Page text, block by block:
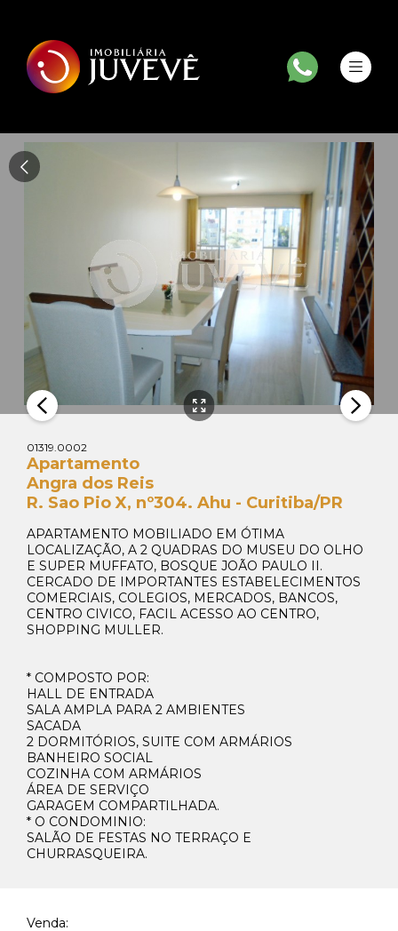
01319.0002
Apartamento
Angra dos Reis
R. Sao Pio X, nº304. Ahu - Curitiba/PR
APARTAMENTO MOBILIADO EM ÓTIMA
LOCALIZAÇÃO, A 2 QUADRAS DO MUSEU DO OLHO
E SUPER MUFFATO, BOSQUE JOÃO PAULO II.
CERCADO DE IMPORTANTES ESTABELECIMENTOS
COMERCIAIS, COLEGIOS, MERCADOS, BANCOS,
CENTRO CIVICO, FACIL ACESSO AO CENTRO,
SHOPPING MULLER.
* COMPOSTO POR:
HALL DE ENTRADA
SALA AMPLA PARA 2 AMBIENTES
SACADA
2 DORMITÓRIOS, SUITE COM ARMÁRIOS
BANHEIRO SOCIAL
COZINHA COM ARMÁRIOS
ÁREA DE SERVIÇO
GARAGEM COMPARTILHADA.
* O CONDOMINIO:
SALÃO DE FESTAS NO TERRAÇO E
CHURRASQUEIRA.
Venda: